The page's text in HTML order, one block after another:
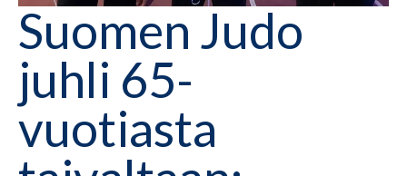
Suomen Judo
juhli 65-
vuotiasta